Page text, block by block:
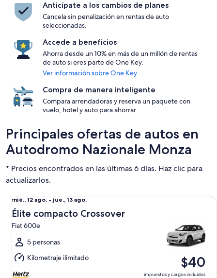
Anticípate a los cambios de planes
Cancela sin penalización en rentas de auto
seleccionadas.
Accede a beneficios
Ahorra desde un 10% en más de un millón de rentas
de auto si eres parte de One Key.
Ver información sobre One Key
Compra de manera inteligente
Compara arrendadoras y reserva un paquete con
vuelo, hotel y auto para ahorrar.
Principales ofertas de autos en
Autodromo Nazionale Monza
* Precios encontrados en las últimas 6 días. Haz clic para
actualizarlos.
Del
mié.,
12
ago.
al
jue.,
13
ago.
mié., 12 ago. - jue., 13 ago.
Élite compacto Crossover
Fiat 600e
5 personas
Kilometraje ilimitado
$40
impuestos y cargos incluidos
Élite compacto Crossover Fiat 600e